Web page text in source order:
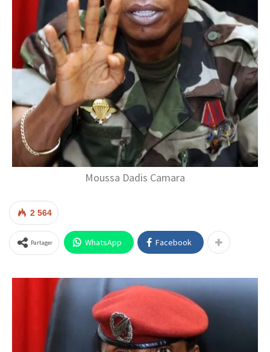
Moussa Dadis Camara
2 564
Partager WhatsApp Facebook